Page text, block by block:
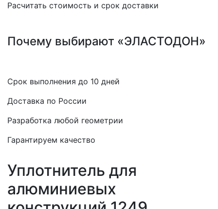
Расчитать стоимость и срок доставки
Почему выбирают «ЭЛАСТОДОН»
Срок выполнения до 10 дней
Доставка по России
Разработка любой геометрии
Гарантируем качество
Уплотнитель для
алюминиевых